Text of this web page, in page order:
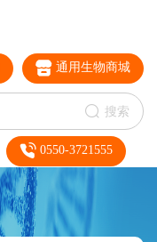
通用生物商城
搜索
0550-3721555